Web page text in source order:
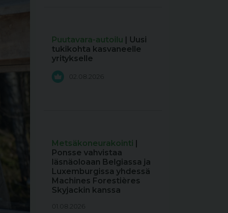
Puutavara-autoilu | Uusi
tukikohta kasvaneelle
yritykselle
02.08.2026
Metsäkoneurakointi |
Ponsse vahvistaa
läsnäoloaan Belgiassa ja
Luxemburgissa yhdessä
Machines Forestières
Skyjackin kanssa
01.08.2026